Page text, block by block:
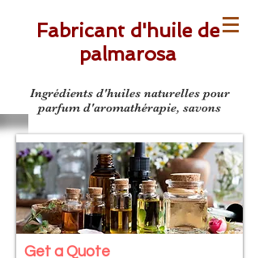
Ingrédients d'huiles naturelles pour
parfum d'aromathérapie, savons
Fabricant d'huile de
palmarosa
Get a Quote